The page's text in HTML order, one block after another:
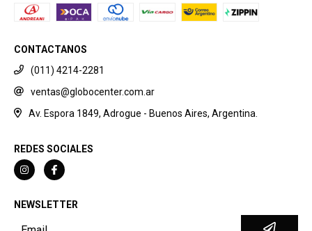
CONTACTANOS
(011) 4214-2281
ventas@globocenter.com.ar
Av. Espora 1849, Adrogue - Buenos Aires, Argentina.
REDES SOCIALES
NEWSLETTER